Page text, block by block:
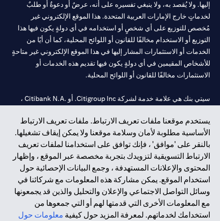
يستخدم موقعنا ملفات تعريف الارتباط. ملفات تعريف الارتباط
الأساسية مطلوبة لأمان وسلامة موقعنا ولا يمكن إيقاف تشغيلها.
بالنقر على 'موافق' ، فإنك توافق على استخدامنا لملفات تعريف
الارتباط التسويقية لتزويدك بتجربة مخصصة عبر الموقع ، وإظهار
المحتوى والإعلانات المستهدفة ، وجمع البيانات الإحصائية حول
استخدام الموقع. يمكن مشاركة هذه المعلومات مع شركائنا في
وسائل التواصل الاجتماعي والإعلان والتحليل والذين قد يجمعونها
مع المعلومات الأخرى التي قدمتها لهم أو التي جمعوها من
استخدامك لخدماتهم. لمعرفة المزيد حول كيفية معلومات حول
إليها. ولا يُقصد به، ولا ينبغي تفسيره على أنه، عرضٌ أو دعوةٌ أو طلبٌ
لخدماتٍ خارج الإمارات العربية المتحدة. هذا الموقع الإلكتروني غير
مُخصص للتوزيع على أي شخصٍ أو استخدامه في أي دولةٍ يكون فيها هذا
التوزيع أو الاستخدام مخالفًا للقانون أو اللوائح المحلية، كما أن أيًا من
الخدمات أو الاستثمارات المشار إليها في هذا الموقع الإلكتروني غير متاحةٍ
للأشخاص المقيمين في أي دولةٍ يكون فيها تقديم هذه الخدمات أو
الاستثمارات مخالفًا للقانون أو اللوائح المحلية.
سيتي بنك هي علامة خدمة لشركة Citigroup Inc. أو .Citibank N.A ،
سيتي بنك إن. إيه. الإمارات مسجل لدى مصرف الإمارات المركزي تحت
أرقام التراخيص 202563 لفرع الوصل في دبي، 531989 لفرع مول
الإمارات في دبي، و CN-1002019 لفرع أبوظبي. هاتف: 4000 311 04.
فرع سيتي بنك إن إيه - الإمارات العربية المتحدة مرخص من مصرف
الإمارات العربية المتحدة المركزي كفرع لبنك أجنبي.
سيتي بنك إن إيه الإمارات العربية المتحدة مرخص من هيئة الأوراق المالية
والسلع في الإمارات العربية المتحدة ("SCA") للقيام بالنشاط المالي لـ أ)
الاستشارات المالية والتعريف والترويج بموجب ترخيص رقم